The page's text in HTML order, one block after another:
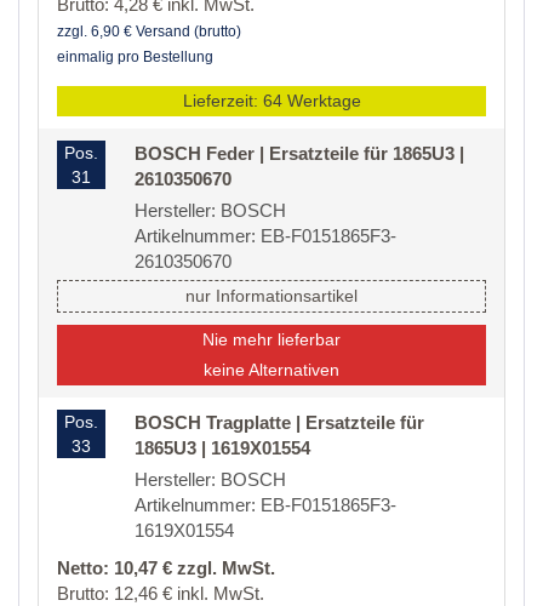
Brutto: 4,28 € inkl. MwSt.
zzgl. 6,90 € Versand (brutto)
einmalig pro Bestellung
Lieferzeit: 64 Werktage
Pos.
31
BOSCH Feder | Ersatzteile für 1865U3 |
2610350670
Hersteller: BOSCH
Artikelnummer: EB-F0151865F3-
2610350670
nur Informationsartikel
Nie mehr lieferbar
keine Alternativen
Pos.
33
BOSCH Tragplatte | Ersatzteile für
1865U3 | 1619X01554
Hersteller: BOSCH
Artikelnummer: EB-F0151865F3-
1619X01554
Netto: 10,47 € zzgl. MwSt.
Brutto: 12,46 € inkl. MwSt.